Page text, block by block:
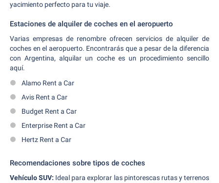
yacimiento perfecto para tu viaje.
Estaciones de alquiler de coches en el aeropuerto
Varias empresas de renombre ofrecen servicios de alquiler de
coches en el aeropuerto. Encontrarás que a pesar de la diferencia
con Argentina, alquilar un coche es un procedimiento sencillo
aquí.
Alamo Rent a Car
Avis Rent a Car
Budget Rent a Car
Enterprise Rent a Car
Hertz Rent a Car
Recomendaciones sobre tipos de coches
Vehículo SUV: Ideal para explorar las pintorescas rutas y terrenos